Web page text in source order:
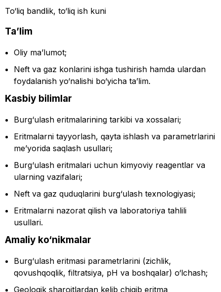
To‘liq bandlik, to‘liq ish kuni
Ta’lim
Oliy ma’lumot;
Neft va gaz konlarini ishga tushirish hamda ulardan
foydalanish yo‘nalishi bo‘yicha ta’lim.
Kasbiy bilimlar
Burg‘ulash eritmalarining tarkibi va xossalari;
Eritmalarni tayyorlash, qayta ishlash va parametrlarini
me’yorida saqlash usullari;
Burg‘ulash eritmalari uchun kimyoviy reagentlar va
ularning vazifalari;
Neft va gaz quduqlarini burg‘ulash texnologiyasi;
Eritmalarni nazorat qilish va laboratoriya tahlili
usullari.
Amaliy ko‘nikmalar
Burg‘ulash eritmasi parametrlarini (zichlik,
qovushqoqlik, filtratsiya, pH va boshqalar) o‘lchash;
Geologik sharoitlardan kelib chiqib eritma